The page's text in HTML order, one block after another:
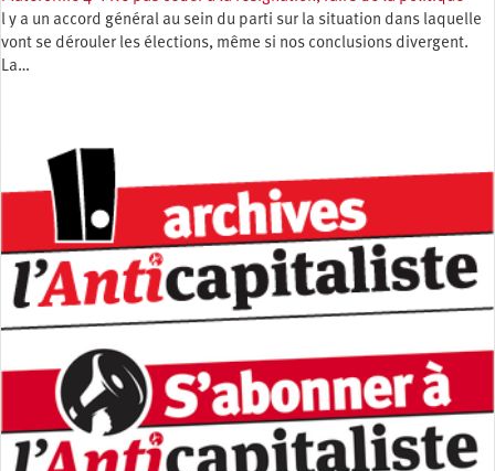
l y a un accord général au sein du parti sur la situation dans laquelle
vont se dérouler les élections, même si nos conclusions divergent.
La…